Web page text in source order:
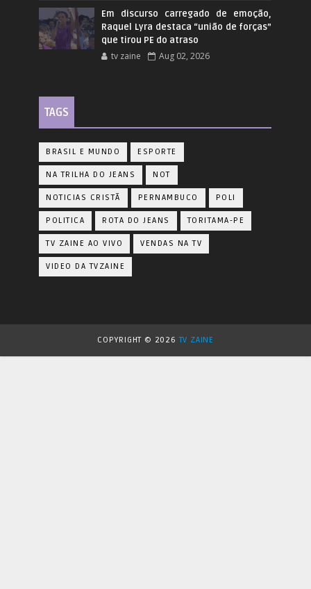
Em discurso carregado de emoção,
Raquel Lyra destaca “união de forças”
que tirou PE do atraso
tv zaine Aug 02, 2026
TAGS
BRASIL E MUNDO ESPORTE
NA TRILHA DO JEANS NOT
NOTICIAS CRISTÃ PERNAMBUCO POLI
POLITICA ROTA DO JEANS TORITAMA-PE
TV ZAINE AO VIVO VENDAS NA TV
VIDEO DA TVZAINE
COPYRIGHT © 2026TV ZAINE